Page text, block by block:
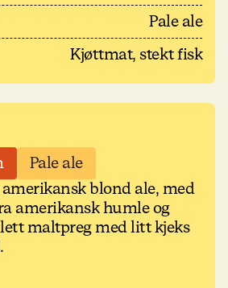
Pale ale
Kjøttmat, stekt fisk
Pale ale
blond ale, med
amerikansk humle og
maltpreg med litt kjeks